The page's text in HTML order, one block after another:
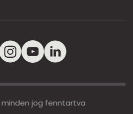
minden jog fenntartva